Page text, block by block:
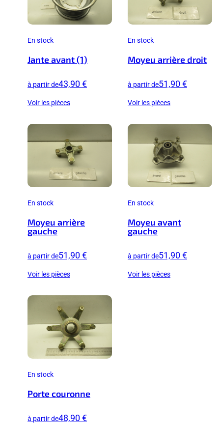
En stock
Jante avant (1)
à partir de43,90 €
Voir les pièces
En stock
Moyeu arrière droit
à partir de51,90 €
Voir les pièces
En stock
Moyeu arrière
gauche
à partir de51,90 €
Voir les pièces
En stock
Moyeu avant
gauche
à partir de51,90 €
Voir les pièces
En stock
Porte couronne
à partir de48,90 €